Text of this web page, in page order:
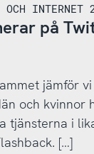
OCH INTERNET
på
jämför
och kvinnor
tjänsterna i
[…]